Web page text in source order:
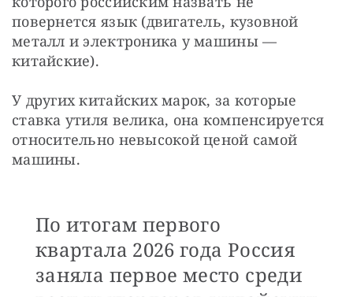
повернется язык (двигатель, кузовной
металл и электроника у машины —
китайские).
У других китайских марок, за которые
ставка утиля велика, она компенсируется
относительно невысокой ценой самой
машины.
По итогам первого
квартала 2026 года Россия
заняла первое место среди